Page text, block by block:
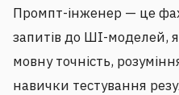
Промпт-інженер — це
запитів до ШІ-моделей,
мовну точність,
навички тестування